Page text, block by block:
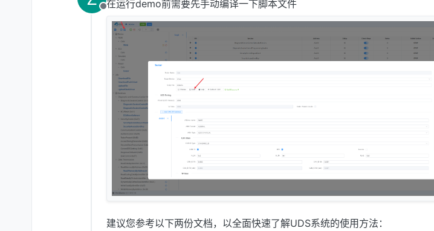
离线
在运行demo前需要先手动编译一下脚本文件
建议您参考以下两份文档，以全面快速了解UDS系统的使用方法：